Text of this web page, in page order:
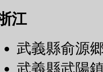
江
武義縣俞源
武義縣武陽